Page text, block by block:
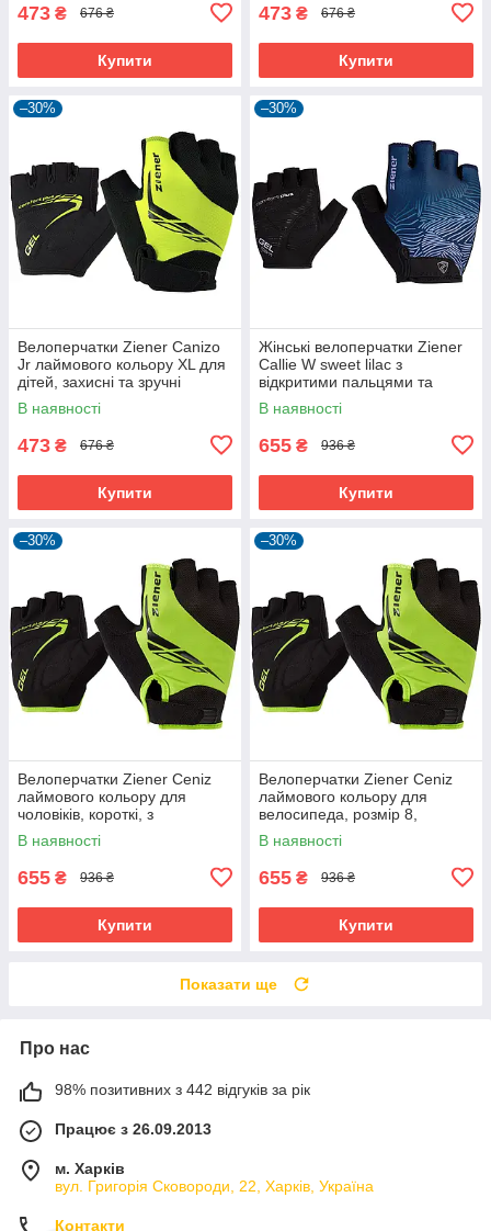
473 ₴ 676 ₴
Купити
473 ₴ 676 ₴
Купити
–30%
Велоперчатки Ziener Canizo
Jr лаймового кольору XL для
дітей, захисні та зручні
В наявності
473 ₴ 676 ₴
Купити
–30%
Жінські велоперчатки Ziener
Callie W sweet lilac з
відкритими пальцями та
дихаючою шкірою Amara
В наявності
655 ₴ 936 ₴
Купити
–30%
Велоперчатки Ziener Ceniz
лаймового кольору для
чоловіків, короткі, з
амортизуючими вставками та
гелевими подушечками
В наявності
655 ₴ 936 ₴
Купити
–30%
Велоперчатки Ziener Ceniz
лаймового кольору для
велосипеда, розмір 8,
зручність і захист рук
В наявності
655 ₴ 936 ₴
Купити
Показати ще
Про нас
98% позитивних з 442 відгуків за рік
Працює з 26.09.2013
м. Харків
вул. Григорія Сковороди, 22, Харків, Україна
Контакти